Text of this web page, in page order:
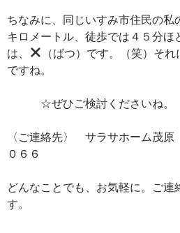
ちなみに、同じいすみ市住民の私
キロメートル、徒歩では４５分ほ
は、
（ばつ）です。（笑）そ
ですね。
☆ぜひご検討くださいね。
〈ご連絡先〉 サラサホーム茂
０６６
どんなことでも、お気軽に。ご連
す。